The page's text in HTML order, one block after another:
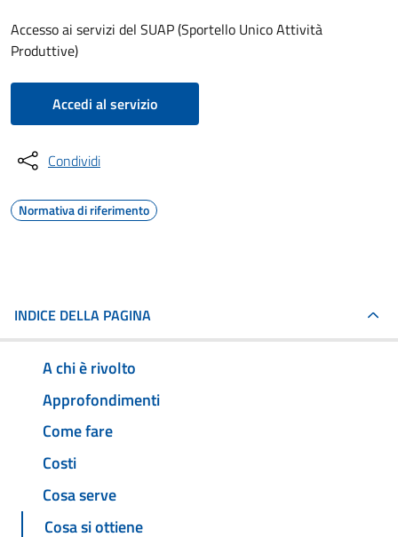
Accesso ai servizi del SUAP (Sportello Unico Attività
Produttive)
Accedi al servizio
Condividi
Normativa di riferimento
INDICE DELLA PAGINA
A chi è rivolto
Approfondimenti
Come fare
Costi
Cosa serve
Cosa si ottiene